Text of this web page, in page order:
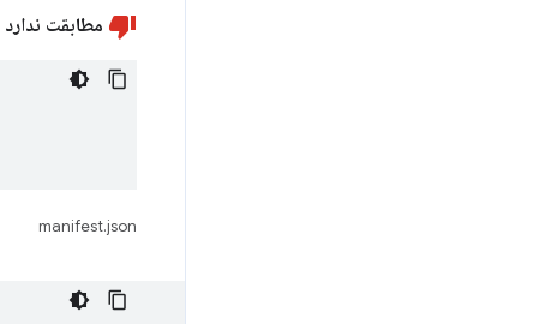
مطابقت ندارد
manifest.json